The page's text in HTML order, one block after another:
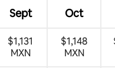
Sept Oct
$1,131
MXN
$1,148
MXN